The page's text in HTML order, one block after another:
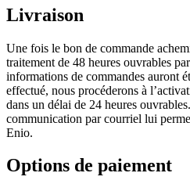
Livraison
Une fois le bon de commande
traitement de 48 heures ouvrables
informations de commandes auront
effectué, nous procéderons à
dans un délai de 24 heures
communication par courriel lui
Enio.
Options de paiement